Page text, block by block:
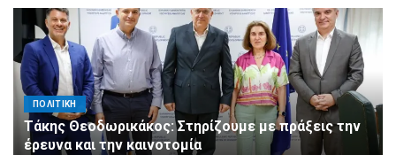
ΠΟΛΙΤΙΚΗ
Τάκης Θεοδωρικάκος: Στηρίζουμε με πράξεις την
έρευνα και την καινοτομία